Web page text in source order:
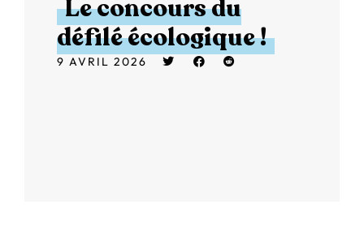
Le concours du
défilé écologique !
9 AVRIL 2026